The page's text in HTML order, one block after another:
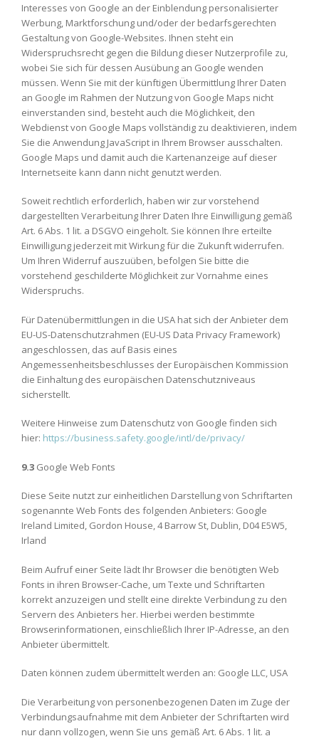
Interesses von Google an der Einblendung personalisierter
Werbung, Marktforschung und/oder der bedarfsgerechten
Gestaltung von Google-Websites. Ihnen steht ein
Widerspruchsrecht gegen die Bildung dieser Nutzerprofile zu,
wobei Sie sich für dessen Ausübung an Google wenden
müssen. Wenn Sie mit der künftigen Übermittlung Ihrer Daten
an Google im Rahmen der Nutzung von Google Maps nicht
einverstanden sind, besteht auch die Möglichkeit, den
Webdienst von Google Maps vollständig zu deaktivieren, indem
Sie die Anwendung JavaScript in Ihrem Browser ausschalten.
Google Maps und damit auch die Kartenanzeige auf dieser
Internetseite kann dann nicht genutzt werden.
Soweit rechtlich erforderlich, haben wir zur vorstehend
dargestellten Verarbeitung Ihrer Daten Ihre Einwilligung gemäß
Art. 6 Abs. 1 lit. a DSGVO eingeholt. Sie können Ihre erteilte
Einwilligung jederzeit mit Wirkung für die Zukunft widerrufen.
Um Ihren Widerruf auszuüben, befolgen Sie bitte die
vorstehend geschilderte Möglichkeit zur Vornahme eines
Widerspruchs.
Für Datenübermittlungen in die USA hat sich der Anbieter dem
EU-US-Datenschutzrahmen (EU-US Data Privacy Framework)
angeschlossen, das auf Basis eines
Angemessenheitsbeschlusses der Europäischen Kommission
die Einhaltung des europäischen Datenschutzniveaus
sicherstellt.
Weitere Hinweise zum Datenschutz von Google finden sich
hier: https://business.safety.google/intl/de/privacy/
9.3 Google Web Fonts
Diese Seite nutzt zur einheitlichen Darstellung von Schriftarten
sogenannte Web Fonts des folgenden Anbieters: Google
Ireland Limited, Gordon House, 4 Barrow St, Dublin, D04 E5W5,
Irland
Beim Aufruf einer Seite lädt Ihr Browser die benötigten Web
Fonts in ihren Browser-Cache, um Texte und Schriftarten
korrekt anzuzeigen und stellt eine direkte Verbindung zu den
Servern des Anbieters her. Hierbei werden bestimmte
Browserinformationen, einschließlich Ihrer IP-Adresse, an den
Anbieter übermittelt.
Daten können zudem übermittelt werden an: Google LLC, USA
Die Verarbeitung von personenbezogenen Daten im Zuge der
Verbindungsaufnahme mit dem Anbieter der Schriftarten wird
nur dann vollzogen, wenn Sie uns gemäß Art. 6 Abs. 1 lit. a